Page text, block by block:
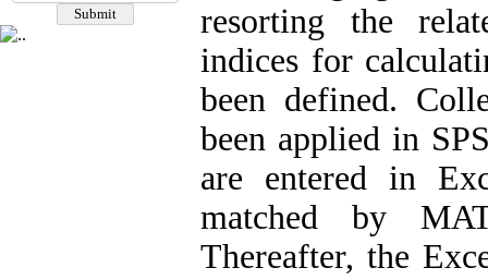
resorting the
indices for
been defined.
been applied in
are entered in
matched by
Thereafter, the